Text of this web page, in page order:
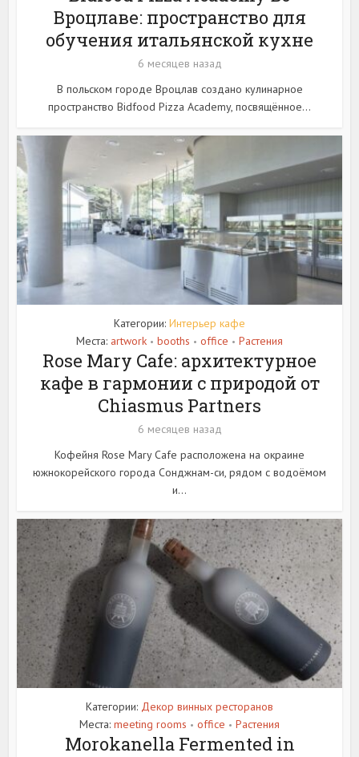
Вроцлаве: пространство для
обучения итальянской кухне
6 месяцев назад
В польском городе Вроцлав создано кулинарное
пространство Bidfood Pizza Academy, посвящённое...
Категории: Интерьер кафе
Места: artwork • booths • office • Растения
Rose Mary Cafe: архитектурное
кафе в гармонии с природой от
Chiasmus Partners
6 месяцев назад
Кофейня Rose Mary Cafe расположена на окраине
южнокорейского города Сонджнам-си, рядом с водоёмом
и...
Категории: Декор винных ресторанов
Места: meeting rooms • office • Растения
Morokanella Fermented in